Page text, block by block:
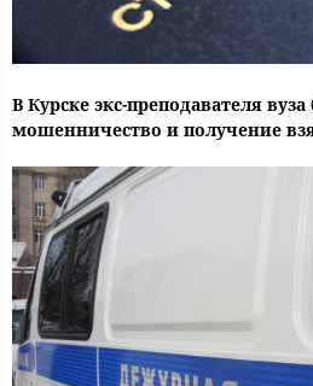
В Курске экс-преподавателя вуза
мошенничество и получение